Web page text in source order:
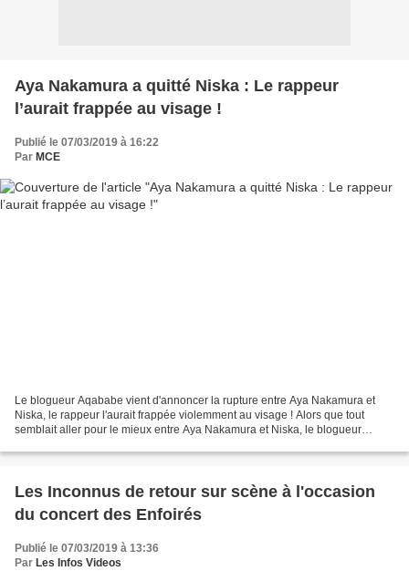
Aya Nakamura a quitté Niska : Le rappeur
l’aurait frappée au visage !
Publié le 07/03/2019 à 16:22
Par MCE
Le blogueur Aqababe vient d'annoncer la rupture entre Aya Nakamura et
Niska, le rappeur l'aurait frappée violemment au visage ! Alors que tout
semblait aller pour le mieux entre Aya Nakamura et Niska, le blogueur
Les Inconnus de retour sur scène à l'occasion
du concert des Enfoirés
Publié le 07/03/2019 à 13:36
Par Les Infos Videos